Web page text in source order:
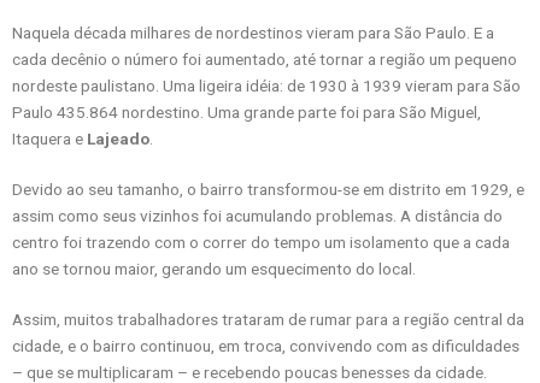
Naquela década milhares de nordestinos vieram para São Paulo. E a
cada decênio o número foi aumentado, até tornar a região um pequeno
nordeste paulistano. Uma ligeira idéia: de 1930 à 1939 vieram para São
Paulo 435.864 nordestino. Uma grande parte foi para São Miguel,
Itaquera e Lajeado
Devido ao seu tamanho, o bairro transformou-se em distrito em 1929, e
assim como seus vizinhos foi acumulando problemas. A distância do
centro foi trazendo com o correr do tempo um isolamento que a cada
ano se tornou maior, gerando um esquecimento do local.
Assim, muitos trabalhadores trataram de rumar para a região central da
cidade, e o bairro continuou, em troca, convivendo com as dificuldades
– que se multiplicaram – e recebendo poucas benesses da cidade.